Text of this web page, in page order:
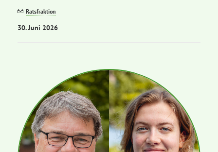
Ratsfraktion
30. Juni 2026